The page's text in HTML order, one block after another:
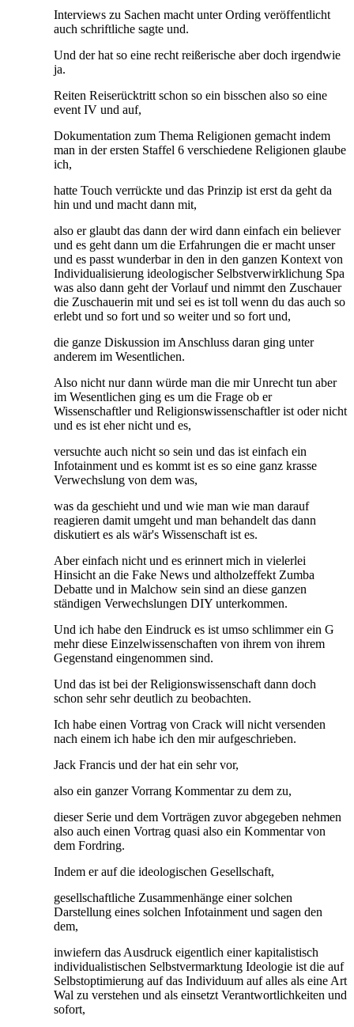
Interviews zu Sachen macht unter Ording veröffentlicht
auch schriftliche sagte und.
Und der hat so eine recht reißerische aber doch irgendwie
ja.
Reiten Reiserücktritt schon so ein bisschen also so eine
event IV und auf,
Dokumentation zum Thema Religionen gemacht indem
man in der ersten Staffel 6 verschiedene Religionen glaube
ich,
hatte Touch verrückte und das Prinzip ist erst da geht da
hin und und macht dann mit,
also er glaubt das dann der wird dann einfach ein believer
und es geht dann um die Erfahrungen die er macht unser
und es passt wunderbar in den in den ganzen Kontext von
Individualisierung ideologischer Selbstverwirklichung Spa
was also dann geht der Vorlauf und nimmt den Zuschauer
die Zuschauerin mit und sei es ist toll wenn du das auch so
erlebt und so fort und so weiter und so fort und,
die ganze Diskussion im Anschluss daran ging unter
anderem im Wesentlichen.
Also nicht nur dann würde man die mir Unrecht tun aber
im Wesentlichen ging es um die Frage ob er
Wissenschaftler und Religionswissenschaftler ist oder nicht
und es ist eher nicht und es,
versuchte auch nicht so sein und das ist einfach ein
Infotainment und es kommt ist es so eine ganz krasse
Verwechslung von dem was,
was da geschieht und und wie man wie man darauf
reagieren damit umgeht und man behandelt das dann
diskutiert es als wär's Wissenschaft ist es.
Aber einfach nicht und es erinnert mich in vielerlei
Hinsicht an die Fake News und altholzeffekt Zumba
Debatte und in Malchow sein sind an diese ganzen
ständigen Verwechslungen DIY unterkommen.
Und ich habe den Eindruck es ist umso schlimmer ein G
mehr diese Einzelwissenschaften von ihrem von ihrem
Gegenstand eingenommen sind.
Und das ist bei der Religionswissenschaft dann doch
schon sehr sehr deutlich zu beobachten.
Ich habe einen Vortrag von Crack will nicht versenden
nach einem ich habe ich den mir aufgeschrieben.
Jack Francis und der hat ein sehr vor,
also ein ganzer Vorrang Kommentar zu dem zu,
dieser Serie und dem Vorträgen zuvor abgegeben nehmen
also auch einen Vortrag quasi also ein Kommentar von
dem Fordring.
Indem er auf die ideologischen Gesellschaft,
gesellschaftliche Zusammenhänge einer solchen
Darstellung eines solchen Infotainment und sagen den
dem,
inwiefern das Ausdruck eigentlich einer kapitalistisch
individualistischen Selbstvermarktung Ideologie ist die auf
Selbstoptimierung auf das Individuum auf alles als eine Art
Wal zu verstehen und als einsetzt Verantwortlichkeiten und
sofort,